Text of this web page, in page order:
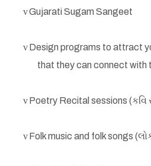
vGujarati Sugam Sangeet
vDesign programs to attract
that they can connect with
vPoetry Recital sessions (
vFolk music and folk songs (